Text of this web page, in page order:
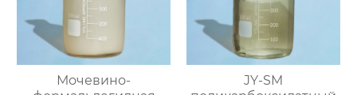
Мочевино-
JY-SM